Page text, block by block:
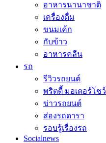
อาหารนานาชาติ
เครื่องดื่ม
ขนมเค้ก
กับข้าว
อาหารคลีน
รถ
รีวิวรถยนต์
พริตตี้ มอเตอร์โชว์
ข่าวรถยนต์
ส่องรถดารา
รอบรู้เรื่องรถ
Socialnews